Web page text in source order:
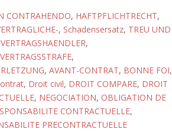
CONTRAHENDO, HAFTPFLICHTRECHT,
, Schadensersatz, TREU UND
VERTRAGSHAENDLER,
VERTRAGSSTRAFE,
, AVANT-CONTRAT, BONNE FOI,
, Droit civil, DROIT COMPARE, DROIT
, NEGOCIATION, OBLIGATION DE
CONTRACTUELLE,
PRECONTRACTUELLE